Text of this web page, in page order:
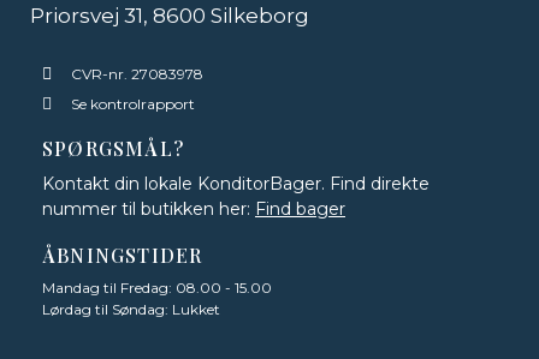
Priorsvej 31, 8600 Silkeborg
CVR-nr. 27083978
Se kontrolrapport
SPØRGSMÅL?
Kontakt din lokale KonditorBager. Find direkte
nummer til butikken her: Find bager
ÅBNINGSTIDER
Mandag til Fredag: 08.00 - 15.00
Lørdag til Søndag: Lukket